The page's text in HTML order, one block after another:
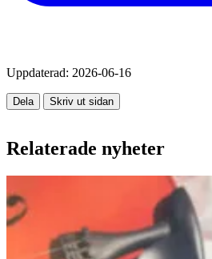
Uppdaterad: 2026-06-16
Dela Skriv ut sidan
Relaterade nyheter